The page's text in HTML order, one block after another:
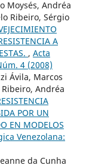
Moysés, Andréa
Ribeiro, Sérgio
A
, Acta
4 (2008)
Ávila, Marcos
Ribeiro, Andréa
POR UN
EN MODELOS
Venezolana:
da Cunha